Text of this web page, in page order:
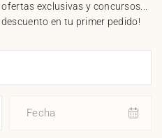
exclusivas y concursos...
en tu primer pedido!
Fecha